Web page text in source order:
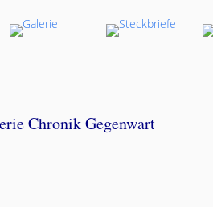
Chronik Gegenwart